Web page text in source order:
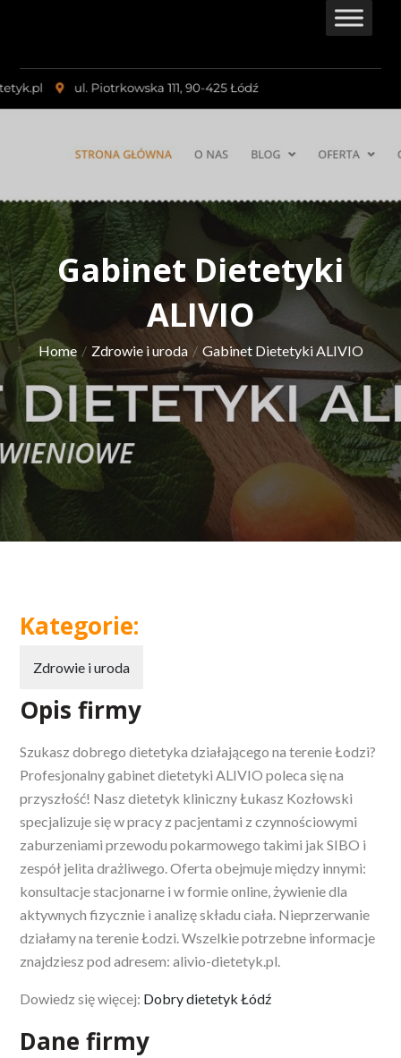
Gabinet Dietetyki
ALIVIO
Home Zdrowie i uroda Gabinet Dietetyki ALIVIO
Kategorie:
Zdrowie i uroda
Opis firmy
Szukasz dobrego dietetyka działającego na terenie Łodzi?
Profesjonalny gabinet dietetyki ALIVIO poleca się na
przyszłość! Nasz dietetyk kliniczny Łukasz Kozłowski
specjalizuje się w pracy z pacjentami z czynnościowymi
zaburzeniami przewodu pokarmowego takimi jak SIBO i
zespół jelita drażliwego. Oferta obejmuje między innymi:
konsultacje stacjonarne i w formie online, żywienie dla
aktywnych fizycznie i analizę składu ciała. Nieprzerwanie
działamy na terenie Łodzi. Wszelkie potrzebne informacje
znajdziesz pod adresem: alivio-dietetyk.pl.
Dowiedz się więcej: Dobry dietetyk Łódź
Dane firmy